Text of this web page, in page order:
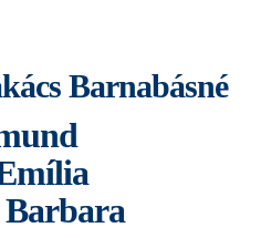
Barnabásné